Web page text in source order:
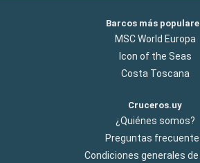
Barcos más
MSC World Europa
Icon of the Seas
Costa Toscana
Cruceros.uy
¿Quiénes somos?
Preguntas
Condiciones generales